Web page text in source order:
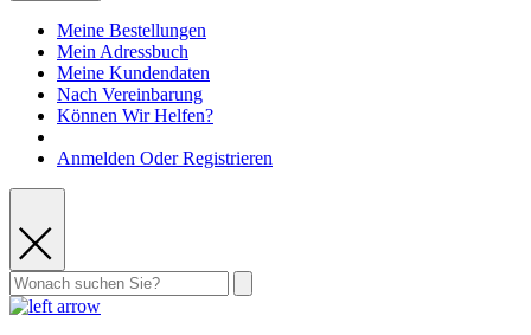
Meine Bestellungen
Mein Adressbuch
Meine Kundendaten
Nach Vereinbarung
Können Wir Helfen?
Anmelden Oder Registrieren